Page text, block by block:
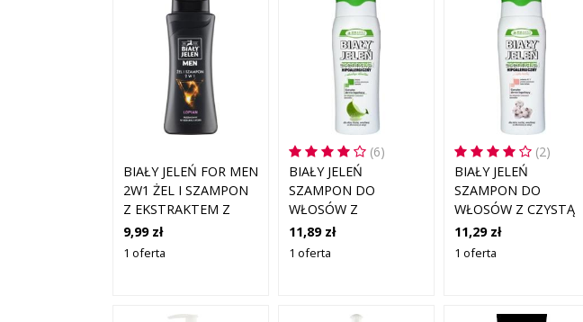
BIAŁY JELEŃ FOR MEN
2W1 ŻEL I SZAMPON
Z EKSTRAKTEM Z
ŁOPIANU I
PROTEINAMI
9,99 zł
1 oferta
(6)
BIAŁY JELEŃ
SZAMPON DO
WŁOSÓW Z
NATURALNYM
CHLOROFILEM 300
11,89 zł
1 oferta
(2)
BIAŁY JELEŃ
SZAMPON DO
WŁOSÓW Z CZYSTĄ
BAWEŁNĄ 300 ML
11,29 zł
1 oferta